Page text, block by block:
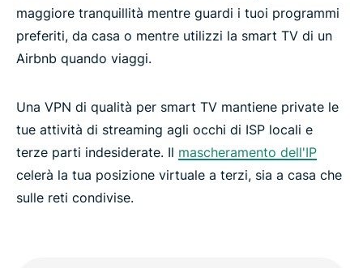
maggiore tranquillità mentre guardi i tuoi programmi
preferiti, da casa o mentre utilizzi la smart TV di un
Airbnb quando viaggi.
Una VPN di qualità per smart TV mantiene private le
tue attività di streaming agli occhi di ISP locali e
terze parti indesiderate. Il mascheramento dell'IP
celerà la tua posizione virtuale a terzi, sia a casa che
sulle reti condivise.